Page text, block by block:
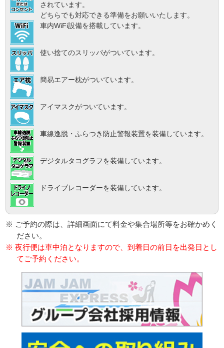
されています。
どちらでも対応できる準備をお願いいたします。
車内WiFi設備を搭載しています。
使い捨てのスリッパがついています。
簡易エアー枕がついています。
アイマスクがついています。
車線逸脱・ふらつき防止警報装置を装備しています。
デジタルタコグラフを装備しています。
ドライブレコーダーを装備しています。
※ ご予約の際は、詳細画面にて料金や集合場所等をお確かめく
ださい。
※ 夜行便は車中泊となりますので、到着日の前日を出発日とし
てご予約ください。